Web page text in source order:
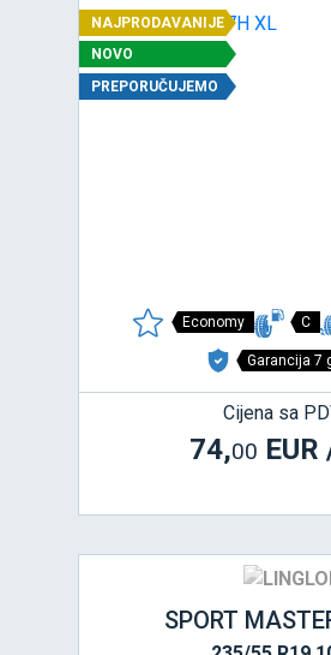
NAJPRODAVANIJE
NOVO
PREPORUČUJEMO
Economy C
Garancija 7
Cijena sa
74,00 EUR
SPORT